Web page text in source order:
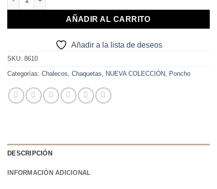
AÑADIR AL CARRITO
Añadir a la lista de deseos
SKU: 8610
Categorías: Chalecos, Chaquetas, NUEVA COLECCIÓN, Poncho
DESCRIPCIÓN
INFORMACIÓN ADICIONAL